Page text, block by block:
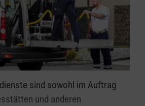
sind sowohl im Auftrag
und anderen